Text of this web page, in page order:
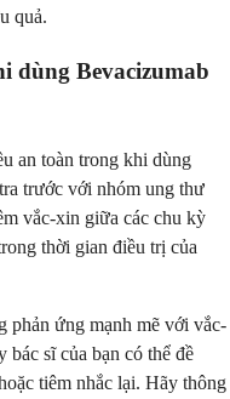
quả.
dùng Bevacizumab
an toàn trong khi dùng
trước với nhóm ung thư
vắc-xin giữa các chu kỳ
thời gian điều trị của
phản ứng mạnh mẽ với vắc-
sĩ của bạn có thể đề
tiêm nhắc lại. Hãy thông